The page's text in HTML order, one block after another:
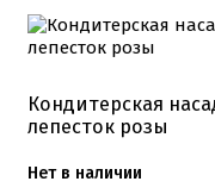
Кондитерская
лепесток розы
Нет в наличии